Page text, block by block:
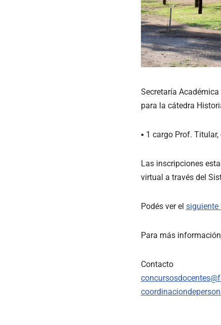
Secretaría
para la cátedra
▪ 1 cargo Prof.
Las inscripciones
virtual a través del
Podés ver el siguiente
Para más información
Contacto